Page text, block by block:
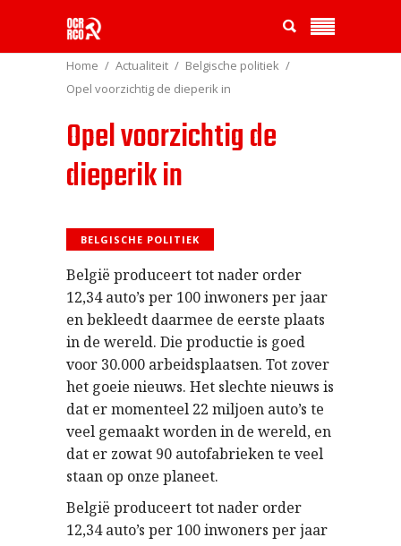
Home Actualiteit
Belgische politiek
Opel voorzichtig de dieperik in
Opel voorzichtig de
dieperik in
BELGISCHE POLITIEK
België produceert tot nader order
12,34 auto’s per 100 inwoners per jaar
en bekleedt daarmee de eerste plaats
in de wereld. Die productie is goed
voor 30.000 arbeidsplaatsen. Tot zover
het goeie nieuws. Het slechte nieuws is
dat er momenteel 22 miljoen auto’s te
veel gemaakt worden in de wereld, en
dat er zowat 90 autofabrieken te veel
staan op onze planeet.
België produceert tot nader order
12,34 auto’s per 100 inwoners per jaar